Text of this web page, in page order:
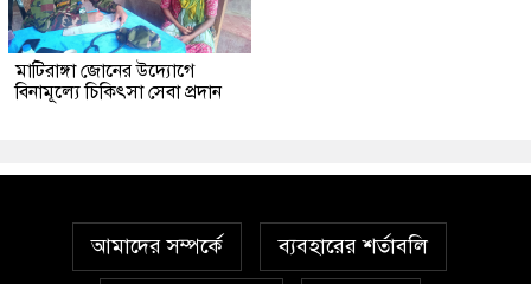
মাটিরাঙ্গা জোনের উদ্যোগে
বিনামূল্যে চিকিৎসা সেবা প্রদান
আমাদের সম্পর্কে ব্যবহারের শর্তাবলি